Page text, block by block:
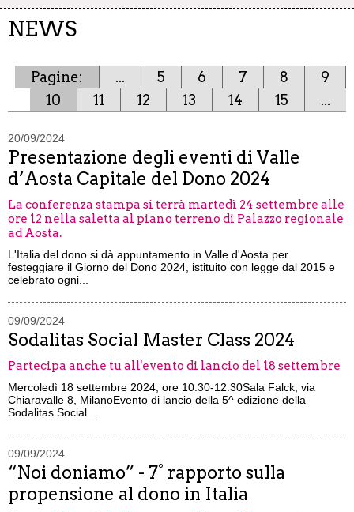
NEWS
Pagine: ... 5 6 7 8
9
10
11 12 13 14 15 ...
20/09/2024
Presentazione degli eventi di Valle
d’Aosta Capitale del Dono 2024
La conferenza stampa si terrà martedì 24 settembre alle
ore 12 nella saletta al piano terreno di Palazzo regionale
ad Aosta.
L'Italia del dono si dà appuntamento in Valle d'Aosta per
festeggiare il Giorno del Dono 2024, istituito con legge dal 2015 e
celebrato ogni...
09/09/2024
Sodalitas Social Master Class 2024
Partecipa anche tu all'evento di lancio del 18 settembre
Mercoledì 18 settembre 2024, ore 10:30-12:30Sala Falck, via
Chiaravalle 8, MilanoEvento di lancio della 5^ edizione della
Sodalitas Social...
09/09/2024
“Noi doniamo” - 7° rapporto sulla
propensione al dono in Italia